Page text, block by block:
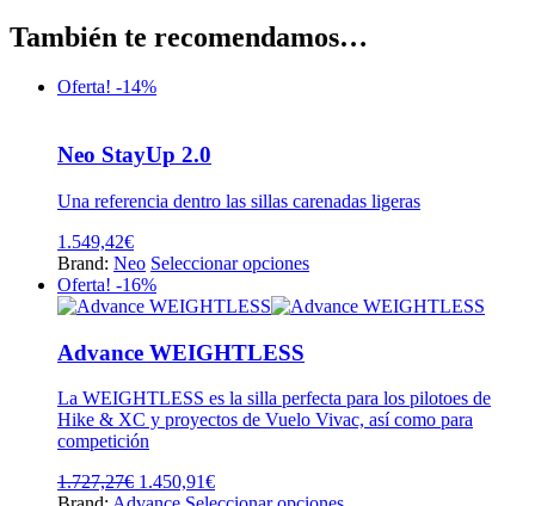
También te recomendamos…
Oferta! -14%
Neo StayUp 2.0
Una referencia dentro las sillas carenadas ligeras
1.549,42€
Brand: Neo Seleccionar opcionesEste
tiene
opciones
se
pueden
la
Oferta! -16%
Advance WEIGHTLESS
La WEIGHTLESS es la silla perfecta para los pilotoes de
Hike & XC y proyectos de Vuelo Vivac, así como para
competición
1.727,27€ El
1.450,91€El